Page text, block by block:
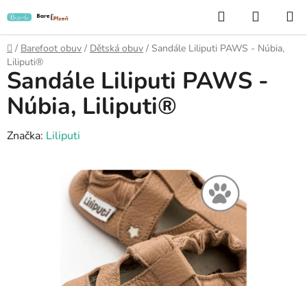
na
obsah
Hledat
KOŠÍK
Domů
/ Barefoot obuv / Dětská obuv / Sandále Liliputi PAWS - Núbia,
Liliputi®
Sandále Liliputi PAWS -
Núbia, Liliputi®
Značka: Liliputi